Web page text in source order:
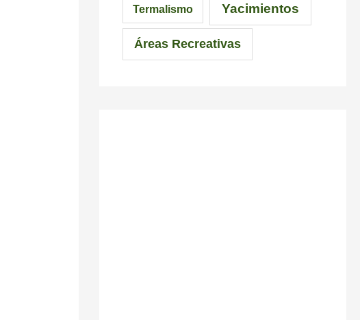
Termalismo Yacimientos
Áreas Recreativas